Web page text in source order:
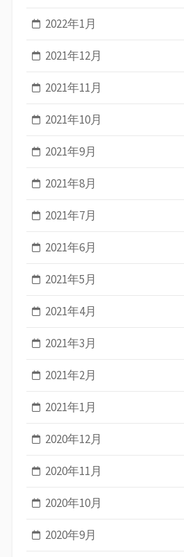
2022年1月
2021年12月
2021年11月
2021年10月
2021年9月
2021年8月
2021年7月
2021年6月
2021年5月
2021年4月
2021年3月
2021年2月
2021年1月
2020年12月
2020年11月
2020年10月
2020年9月